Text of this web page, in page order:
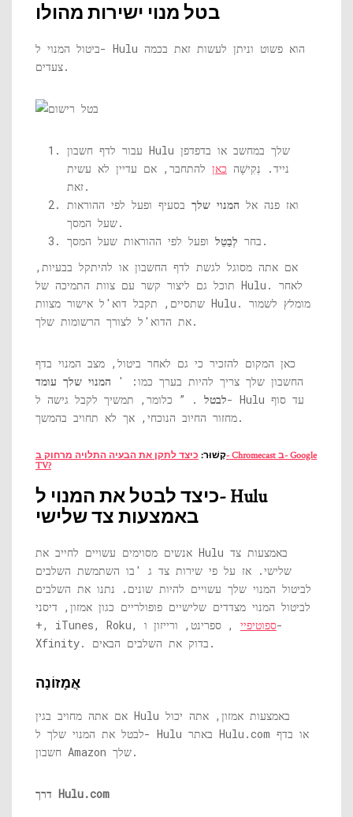
בטל מנוי ישירות מהולו
ביטול המנוי ל- Hulu הוא פשוט וניתן לעשות זאת בכמה
צעדים.
עבור לדף חשבון Hulu שלך במחשב או בדפדפן
נייד. נְקִישָׁה כאן להתחבר, אם עדיין לא עשית
זאת.
ואז פנה אל המנוי שלך בסעיף ופעל לפי ההוראות
שעל המסך.
בחר לְבַטֵל
ופעל לפי ההוראות שעל המסך.
אם אתה מסוגל לגשת לדף החשבון או להיתקל בבעיות,
תוכל גם ליצור קשר עם צוות התמיכה של Hulu. לאחר
שתסיים, תקבל דוא'ל אישור מצוות Hulu. מומלץ לשמור
את הדוא'ל לצורך הרשומות שלך.
כאן המקום להזכיר כי גם לאחר ביטול, מצב המנוי בדף
החשבון שלך צריך להיות בערך כמו: ' המנוי שלך עומד
לבטל . ” כלומר, תמשיך לקבל גישה ל- Hulu עד סוף
מחזור החיוב הנוכחי, אך לא תחויב בהמשך.
קָשׁוּר: כיצד לתקן את הבעיה התלויה מרחוק ב- Chromecast ב- Google
TV?
כיצד לבטל את המנוי ל- Hulu
באמצעות צד שלישי
אנשים מסוימים עשויים לחייב את Hulu באמצעות צד
שלישי. אז על פי שירות צד ג 'בו השתמשת השלבים
לביטול המנוי שלך עשויים להיות שונים. נתנו את השלבים
לביטול המנוי מצדדים שלישיים פופולריים כגון אמזון, דיסני
+, iTunes, Roku,
ספוטיפיי , ספרינט, ורייזון ו-
Xfinity. בדוק את השלבים הבאים.
אֲמָזוֹנָה
אם אתה מחויב בגין Hulu באמצעות אמזון, אתה יכול
Hulu.com
חשבון Amazon שלך.
Hulu.com